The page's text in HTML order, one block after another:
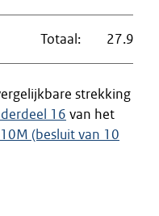
Totaal: 27.917
strekking
16 van het
(besluit van 10